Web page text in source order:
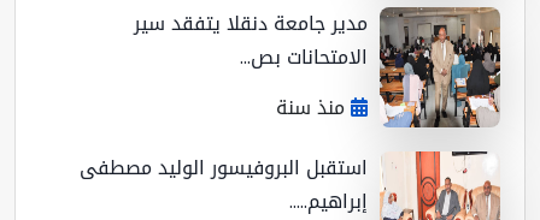
مدير جامعة دنقلا يتفقد سير
الامتحانات بص...
منذ سنة
استقبل البروفيسور الوليد مصطفى
إبراهيم.....